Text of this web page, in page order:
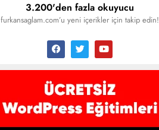
3.200'den fazla okuyucu
furkansaglam.com’u yeni içerikler için takip edin!